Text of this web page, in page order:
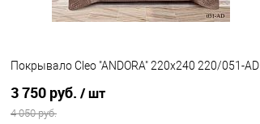
Покрывало Cleo "ANDORA" 220х240 220/051-AD
3 750 руб. / шт
4 050 руб.